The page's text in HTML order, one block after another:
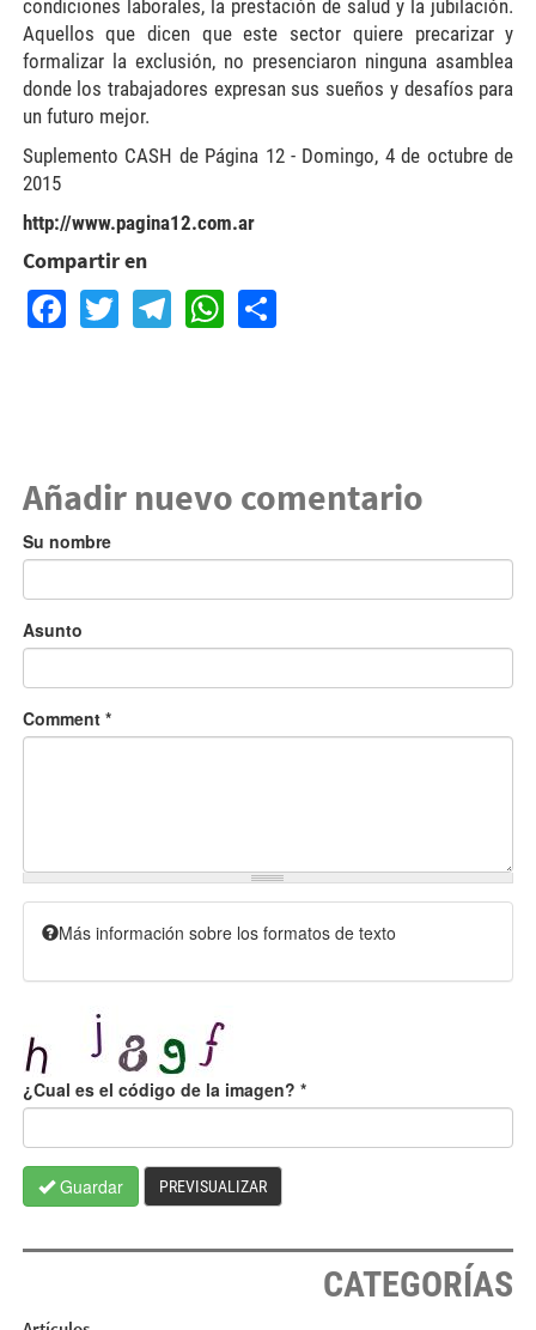
condiciones laborales, la prestación de salud y la jubilación.
Aquellos que dicen que este sector quiere precarizar y
formalizar la exclusión, no presenciaron ninguna asamblea
donde los trabajadores expresan sus sueños y desafíos para
un futuro mejor.
Suplemento CASH de Página 12 - Domingo, 4 de octubre de
2015
http://www.pagina12.com.ar
Compartir en
Facebook
TwitterTelegram
WhatsApp
Share
Añadir nuevo comentario
Su nombre
Asunto
Comment *
Más información sobre los formatos de texto
¿Cual es el código de la imagen? *
Guardar PREVISUALIZAR
CATEGORÍAS